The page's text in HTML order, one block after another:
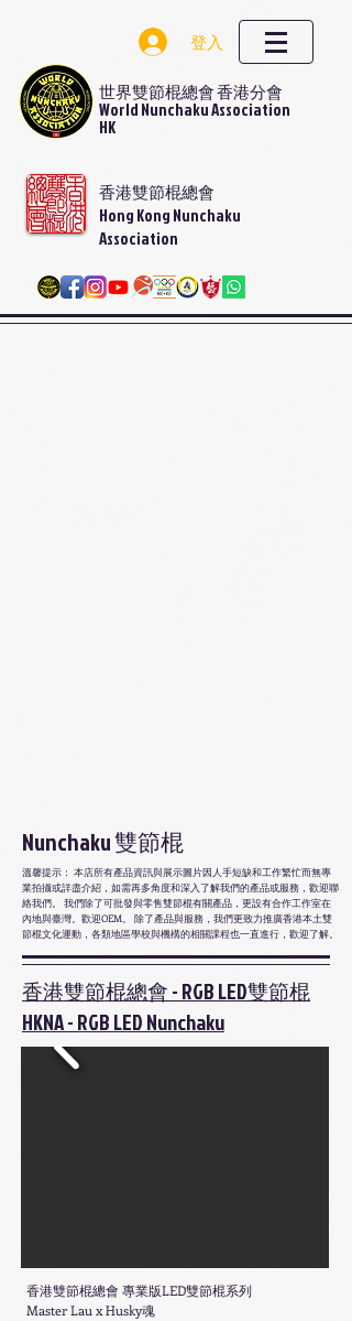
登入
世界雙節棍總會 香港分會
World Nunchaku Association
HK
香港雙節棍總會
Hong Kong Nunchaku
Association
Nunchaku雙節棍
溫馨提示： 本店所有產品資訊與展示圖片因人手短缺和工作繁忙而無專
業拍攝或詳盡介紹，如需再多角度和深入了解我們的產品或服務，歡迎聯
絡我們。 我們除了可批發與零售雙節棍有關產品，更設有合作工作室在
內地與臺灣。歡迎OEM。 除了產品與服務，我們更致力推廣香港本土雙
節棍文化運動，各類地區學校與機構的相關課程也一直進行，歡迎了解。
香港雙節棍總會 - RGB LED雙節棍
HKNA - RGB LED Nunchaku
香港雙節棍總會 專業版LED雙節棍系列
Master Lau x Husky魂